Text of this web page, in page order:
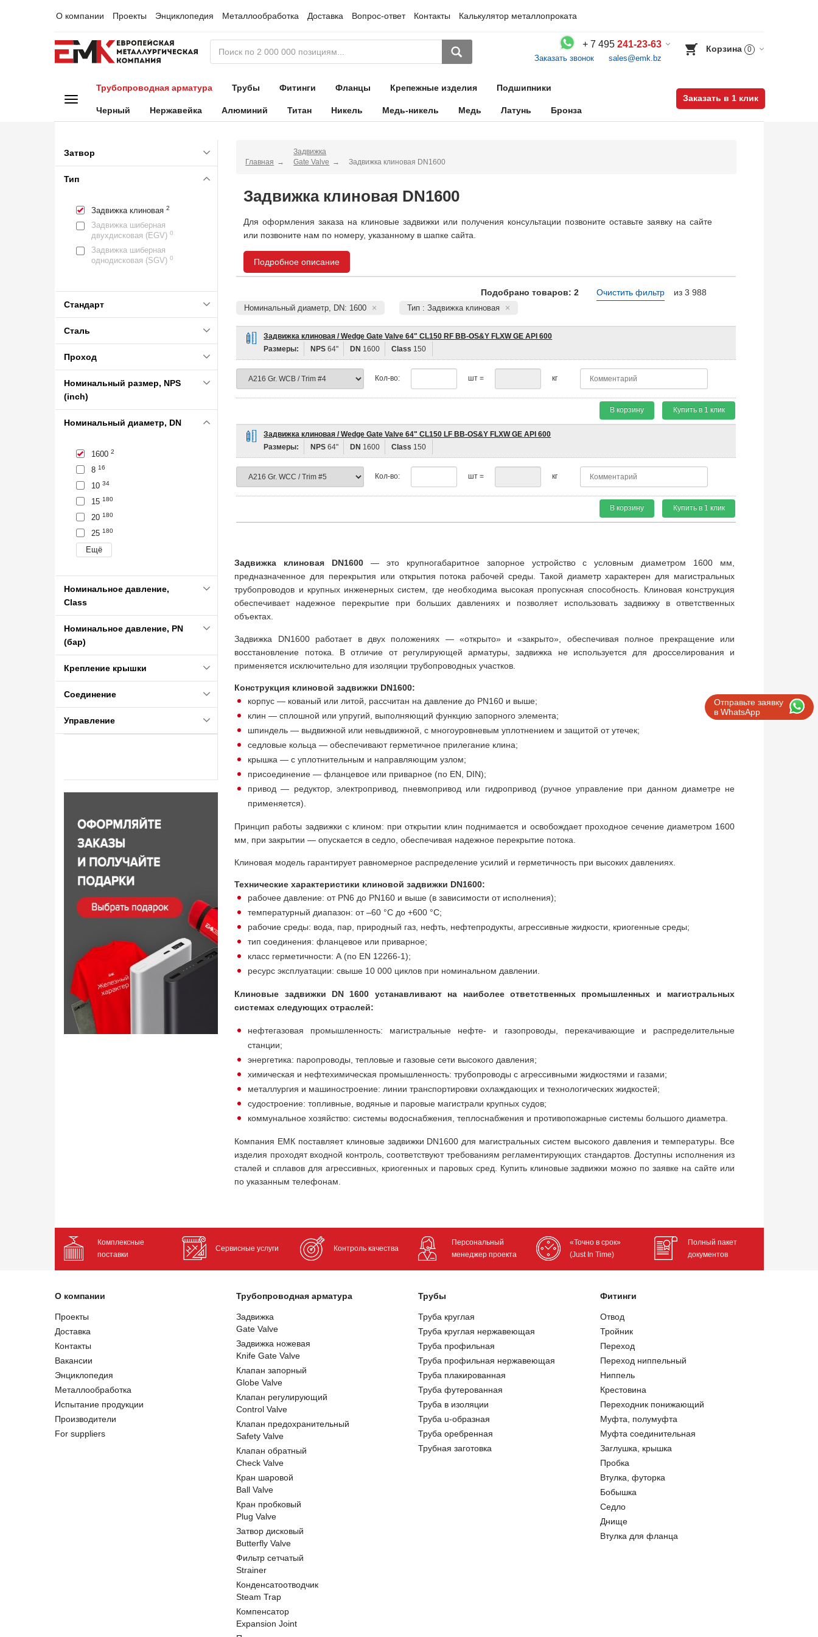
О компании Проекты Энциклопедия Металлообработка Доставка Вопрос-ответ Контакты Калькулятор металлопроката
+ 7 495 241-23-63
Заказать звонок sales@emk.bz
Корзина 0
Трубопроводная арматура Трубы Фитинги Фланцы Крепежные изделия Подшипники
Черный Нержавейка Алюминий Титан Никель Медь-никель Медь Латунь Бронза
Заказать в 1 клик
Отправьте заявку
в WhatsApp
Затвор
Тип
Задвижка клиновая 2
Задвижка шиберная
двухдисковая (EGV) 0
Задвижка шиберная
однодисковая (SGV) 0
Стандарт
Сталь
Проход
Номинальный размер, NPS
(inch)
Номинальный диаметр, DN
1600 2
8 16
10 34
15 180
20 180
25 180
Номинальное давление,
Class
Номинальное давление, PN
(бар)
Крепление крышки
Соединение
Управление
Главная
Задвижка
Gate Valve
Задвижка клиновая DN1600
Задвижка клиновая DN1600
Для оформления заказа на клиновые задвижки или получения консультации позвоните оставьте заявку на сайте
или позвоните нам по номеру, указанному в шапке сайта.
Подробное описание
Подобрано товаров: 2 из 3 988
Очистить фильтр
Номинальный диаметр, DN: 1600 Тип : Задвижка клиновая
Задвижка клиновая / Wedge Gate Valve 64" CL150 RF BB-OS&Y FLXW GE API 600
Размеры:
NPS 64" DN 1600 Class 150
Кол-во: шт = кг
В корзину Купить в 1 клик
Задвижка клиновая / Wedge Gate Valve 64" CL150 LF BB-OS&Y FLXW GE API 600
Размеры:
NPS 64" DN 1600 Class 150
Кол-во: шт = кг
В корзину Купить в 1 клик
Задвижка клиновая DN1600 — это крупногабаритное запорное устройство с условным диаметром 1600 мм,
предназначенное для перекрытия или открытия потока рабочей среды. Такой диаметр характерен для магистральных
трубопроводов и крупных инженерных систем, где необходима высокая пропускная способность. Клиновая конструкция
обеспечивает надежное перекрытие при больших давлениях и позволяет использовать задвижку в ответственных
объектах.
Задвижка DN1600 работает в двух положениях — «открыто» и «закрыто», обеспечивая полное прекращение или
восстановление потока. В отличие от регулирующей арматуры, задвижка не используется для дросселирования и
применяется исключительно для изоляции трубопроводных участков.
Конструкция клиновой задвижки DN1600:
корпус — кованый или литой, рассчитан на давление до PN160 и выше;
клин — сплошной или упругий, выполняющий функцию запорного элемента;
шпиндель — выдвижной или невыдвижной, с многоуровневым уплотнением и защитой от утечек;
седловые кольца — обеспечивают герметичное прилегание клина;
крышка — с уплотнительным и направляющим узлом;
присоединение — фланцевое или приварное (по EN, DIN);
привод — редуктор, электропривод, пневмопривод или гидропривод (ручное управление при данном диаметре не
применяется).
Принцип работы задвижки с клином: при открытии клин поднимается и освобождает проходное сечение диаметром 1600
мм, при закрытии — опускается в седло, обеспечивая надежное перекрытие потока.
Клиновая модель гарантирует равномерное распределение усилий и герметичность при высоких давлениях.
Технические характеристики клиновой задвижки DN1600:
рабочее давление: от PN6 до PN160 и выше (в зависимости от исполнения);
температурный диапазон: от –60 °C до +600 °C;
рабочие среды: вода, пар, природный газ, нефть, нефтепродукты, агрессивные жидкости, криогенные среды;
тип соединения: фланцевое или приварное;
класс герметичности: А (по EN 12266-1);
ресурс эксплуатации: свыше 10 000 циклов при номинальном давлении.
Клиновые задвижки DN 1600 устанавливают на наиболее ответственных промышленных и магистральных
системах следующих отраслей:
нефтегазовая промышленность: магистральные нефте- и газопроводы, перекачивающие и распределительные
станции;
энергетика: паропроводы, тепловые и газовые сети высокого давления;
химическая и нефтехимическая промышленность: трубопроводы с агрессивными жидкостями и газами;
металлургия и машиностроение: линии транспортировки охлаждающих и технологических жидкостей;
судостроение: топливные, водяные и паровые магистрали крупных судов;
коммунальное хозяйство: системы водоснабжения, теплоснабжения и противопожарные системы большого диаметра.
Компания ЕМК поставляет клиновые задвижки DN1600 для магистральных систем высокого давления и температуры. Все
изделия проходят входной контроль, соответствуют требованиям регламентирующих стандартов. Доступны исполнения из
сталей и сплавов для агрессивных, криогенных и паровых сред. Купить клиновые задвижки можно по заявке на сайте или
по указанным телефонам.
Комплексные
поставки
Сервисные услуги Контроль качества
Персональный
менеджер проекта
«Точно в срок»
(Just In Time)
Полный пакет
документов
О компании
Проекты
Доставка
Контакты
Вакансии
Энциклопедия
Металлообработка
Испытание продукции
Производители
For suppliers
Трубопроводная арматура
Задвижка
Gate Valve
Задвижка ножевая
Knife Gate Valve
Клапан запорный
Globe Valve
Клапан регулирующий
Control Valve
Клапан предохранительный
Safety Valve
Клапан обратный
Check Valve
Кран шаровой
Ball Valve
Кран пробковый
Plug Valve
Затвор дисковый
Butterfly Valve
Фильтр сетчатый
Strainer
Конденсатоотводчик
Steam Trap
Компенсатор
Expansion Joint
Трубы
Труба круглая
Труба круглая нержавеющая
Труба профильная
Труба профильная нержавеющая
Труба плакированная
Труба футерованная
Труба в изоляции
Труба u-образная
Труба оребренная
Трубная заготовка
Фитинги
Отвод
Тройник
Переход
Переход ниппельный
Ниппель
Крестовина
Переходник понижающий
Муфта, полумуфта
Муфта соединительная
Заглушка, крышка
Пробка
Втулка, футорка
Бобышка
Седло
Днище
Втулка для фланца